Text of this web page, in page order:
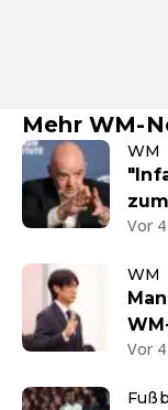
Mehr WM-
WM
Vor
WM
Vor